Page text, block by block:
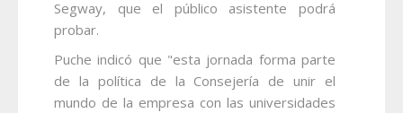
Segway, que el público asistente podrá
probar.
Puche indicó que "esta jornada forma parte
de la política de la Consejería de unir el
mundo de la empresa con las universidades